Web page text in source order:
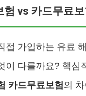
vs 카드무료
접 가입하는 유료
이 다를까요? 핵심
카드무료보험의